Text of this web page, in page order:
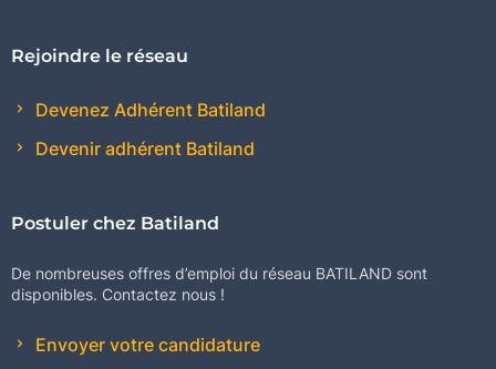
Rejoindre le réseau
Devenez Adhérent Batiland
Devenir adhérent Batiland
Postuler chez Batiland
De nombreuses offres d’emploi du réseau BATILAND sont
disponibles. Contactez nous !
Envoyer votre candidature